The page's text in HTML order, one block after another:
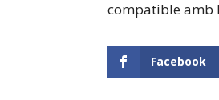
compatible amb
Facebook